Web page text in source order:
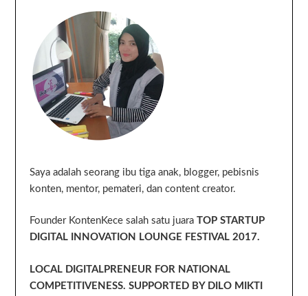
Saya adalah seorang ibu tiga anak, blogger, pebisnis
konten, mentor, pemateri, dan content creator.
Founder KontenKece salah satu juaraTOP STARTUP
DIGITAL INNOVATION LOUNGE FESTIVAL 2017.
LOCAL DIGITALPRENEUR FOR NATIONAL
COMPETITIVENESS. SUPPORTED BY DILO MIKTI